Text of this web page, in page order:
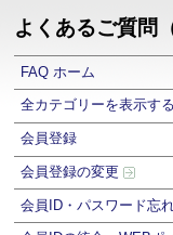
よくあるご質問
FAQ ホーム
全カテゴリーを表示する
会員登録
会員登録の変更
会員ID・パスワード忘